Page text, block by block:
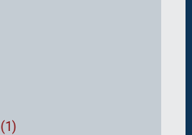
(1)